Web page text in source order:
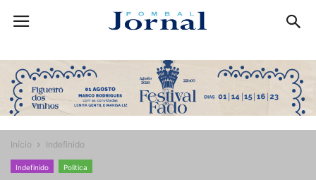
Início Indefinido
Indefinido Politica